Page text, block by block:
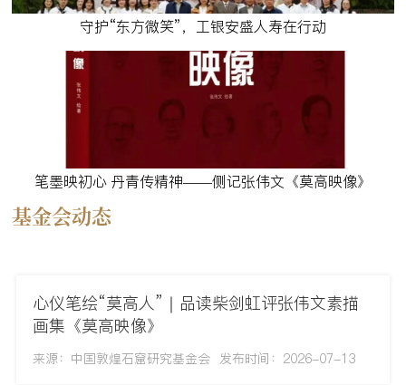
守护“东方微笑”，工银安盛人寿在行动
笔墨映初心 丹青传精神——侧记张伟文《莫高映像》
基金会动态
心仪笔绘“莫高人”｜品读柴剑虹评张伟文素描
画集《莫高映像》
来源：中国敦煌石窟研究基金会 发布时间：2026-07-13